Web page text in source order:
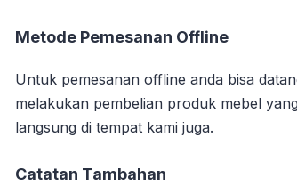
Metode Pemesanan Offline
Untuk pemesanan offline anda bisa
melakukan pembelian produk mebel
langsung di tempat kami juga.
Catatan Tambahan